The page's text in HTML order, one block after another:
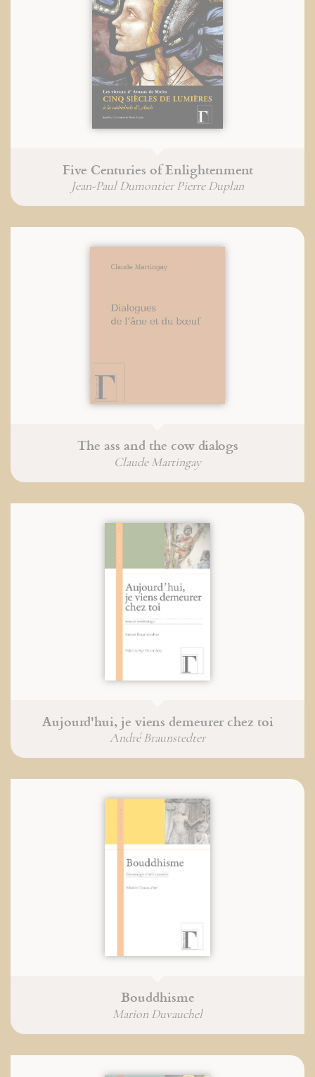
Five Centuries of Enlightenment
Jean-Paul Dumontier Pierre Duplan
The ass and the cow dialogs
Claude Martingay
Aujourd'hui, je viens demeurer chez toi
André Braunstedter
Bouddhisme
Marion Duvauchel